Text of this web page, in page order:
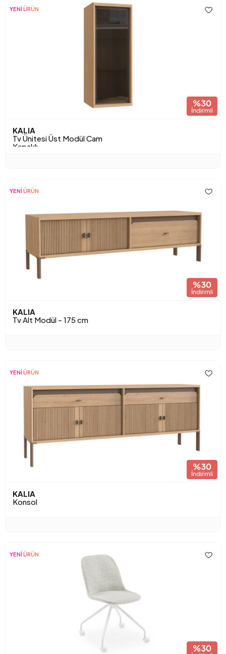
YENİ ÜRÜN
KALIA
Tv Ünitesi Üst Modül Cam
Kapaklı
YENİ ÜRÜN
KALIA
Tv Alt Modül - 175 cm
YENİ ÜRÜN
KALIA
Konsol
YENİ ÜRÜN